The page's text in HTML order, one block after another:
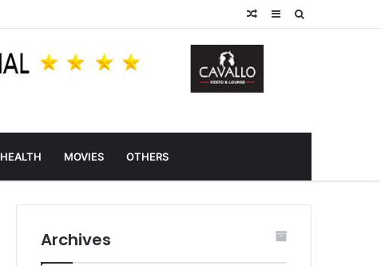
Sidebar
Random
HEALTH MOVIES OTHERS
Archives